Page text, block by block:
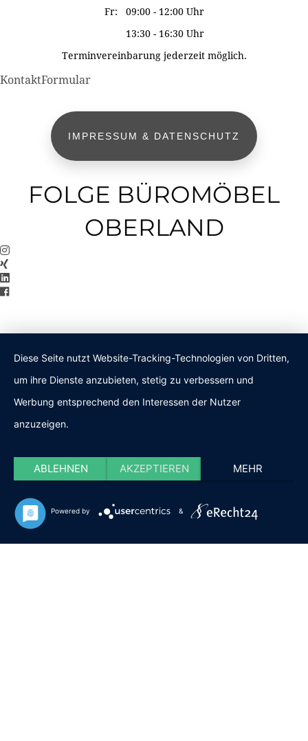
Fr: 09:00 - 12:00 Uhr
13:30 - 16:30 Uhr
Terminvereinbarung jederzeit möglich.
KontaktFormular
IMPRESSUM & DATENSCHUTZ
FOLGE BÜROMÖBEL
OBERLAND
Diese Seite nutzt Website-Tracking-Technologien von Dritten,
um ihre Dienste anzubieten, stetig zu verbessern und
Werbung entsprechend den Interessen der Nutzer
anzuzeigen.
ABLEHNEN AKZEPTIEREN MEHR
Powered by &